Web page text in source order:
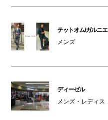
テットオム/ガルニエ
メンズ
ディーゼル
メンズ・レディス